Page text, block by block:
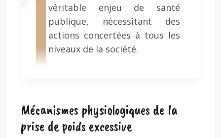
véritable enjeu de santé
publique, nécessitant des
actions concertées à tous les
niveaux de la société.
Mécanismes physiologiques de la
prise de poids excessive